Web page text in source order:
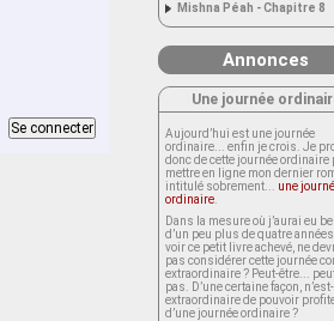
Mishna Péah - Chapitre 8
Annonces
Une journée
Aujourd’hui est une journée
ordinaire... enfin je crois. Je
donc de cette journée ordinaire
mettre en ligne mon dernier
intitulé sobrement... une
ordinaire
Dans la mesure où j’aurai eu
d’un peu plus de quatre
voir ce petit livre achevé, ne
pas considérer cette journée
extraordinaire ? Peut-être...
pas. D’une certaine façon,
extraordinaire de pouvoir
d’une journée ordinaire ?